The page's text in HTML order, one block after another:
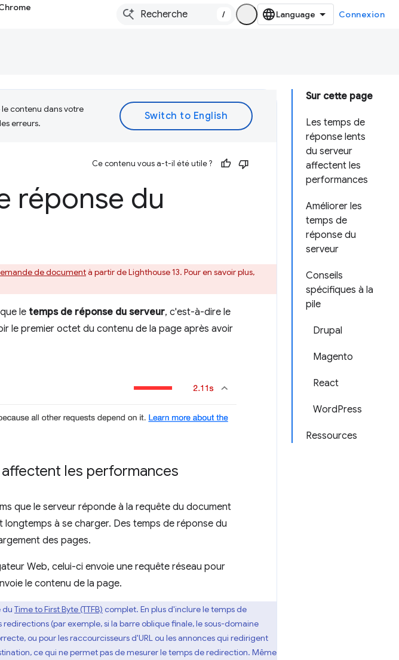
/ Connexion
Sur cette page
Les temps de
réponse lents
du serveur
affectent les
performances
Améliorer les
temps de
réponse du
serveur
Conseils
spécifiques à la
pile
Drupal
Magento
React
WordPress
Ressources
contenu dans votre
erreurs.
Ce contenu vous a-t-il été utile ?
réponse du
de documentà partir de Lighthouse 13. Pour en savoir plus,
le temps de réponse du serveur, c'est-à-dire le
le premier octet du contenu de la page après avoir
les performances
que le serveur réponde à la requête du document
à se charger. Des temps de réponse du
des pages.
Web, celui-ci envoie une requête réseau pour
le contenu de la page.
du Time to First Byte (TTFB) complet. En plus d'inclure le temps de
(par exemple, si la barre oblique finale, le sous-domaine
ou pour les raccourcisseurs d'URL ou les annonces qui redirigent
ce qui ne permet pas de mesurer le temps de redirection. Même